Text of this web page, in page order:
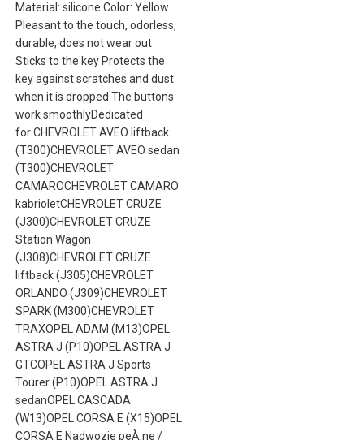
Material: silicone Color: Yellow
Pleasant to the touch, odorless,
durable, does not wear out
Sticks to the key Protects the
key against scratches and dust
when it is dropped The buttons
work smoothlyDedicated
for:CHEVROLET AVEO liftback
(T300)CHEVROLET AVEO sedan
(T300)CHEVROLET
CAMAROCHEVROLET CAMARO
kabrioletCHEVROLET CRUZE
(J300)CHEVROLET CRUZE
Station Wagon
(J308)CHEVROLET CRUZE
liftback (J305)CHEVROLET
ORLANDO (J309)CHEVROLET
SPARK (M300)CHEVROLET
TRAXOPEL ADAM (M13)OPEL
ASTRA J (P10)OPEL ASTRA J
GTCOPEL ASTRA J Sports
Tourer (P10)OPEL ASTRA J
sedanOPEL CASCADA
(W13)OPEL CORSA E (X15)OPEL
CORSA E Nadwozie peÅ‚ne /